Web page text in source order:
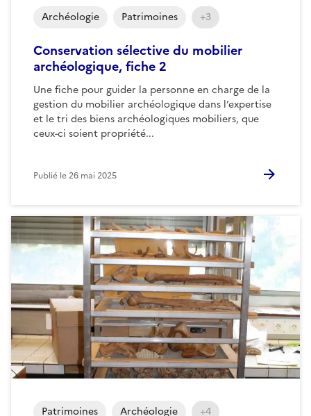
Conservation sélective du mobilier
archéologique, fiche 2
Une fiche pour guider la personne en charge de la
gestion du mobilier archéologique dans l’expertise
et le tri des biens archéologiques mobiliers, que
ceux-ci soient propriété...
Archéologie Patrimoines +3
Publié le26 mai 2025
Patrimoines Archéologie +4